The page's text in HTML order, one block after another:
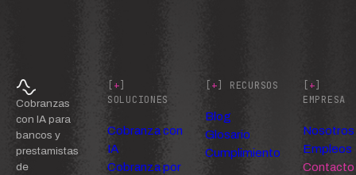
Cobranzas
con IA para
bancos y
prestamistas
de
[+]
SOLUCIONES
Cobranza con
IA
Cobranza por
[+] RECURSOS
Blog
Glosario
Cumplimiento
[+]
EMPRESA
Nosotros
Empleos
Contacto